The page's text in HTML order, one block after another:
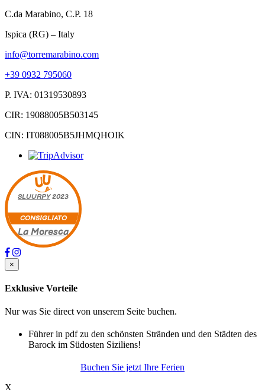
C.da Marabino, C.P. 18
Ispica (RG) – Italy
info@torremarabino.com
+39 0932 795060
P. IVA: 01319530893
CIR: 19088005B503145
CIN: IT088005B5JHMQHOIK
SLUURPY2023
CONSIGLIATO
La Moresca
×
Exklusive Vorteile
Nur was Sie direct von unserem Seite buchen.
Führer in pdf zu den schönsten Stränden und den Städten des
Barock im Südosten Siziliens!
Buchen Sie jetzt Ihre Ferien
X